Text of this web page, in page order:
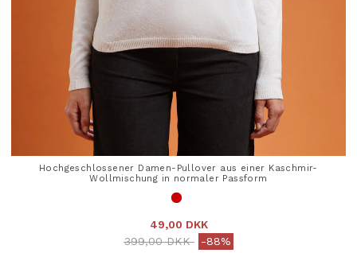
Hochgeschlossener Damen-Pullover aus einer Kaschmir-
Wollmischung in normaler Passform
49,00 DKK
Price reduced from
399,00 DKKto-88%